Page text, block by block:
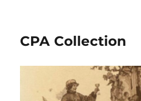
CPA Collection